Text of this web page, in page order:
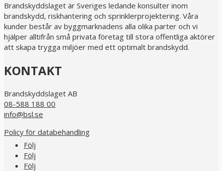
Brandskyddslaget är Sveriges ledande konsulter inom
brandskydd, riskhantering och sprinklerprojektering. Våra
kunder består av byggmarknadens alla olika parter och vi
hjälper alltifrån små privata företag till stora offentliga aktörer
att skapa trygga miljöer med ett optimalt brandskydd.
KONTAKT
Brandskyddslaget AB
08-588 188 00
info@bsl.se
Policy för databehandling
Följ
Följ
Följ